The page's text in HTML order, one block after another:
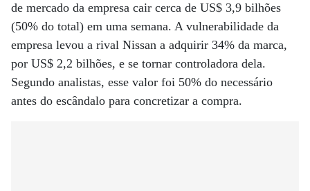
de mercado da empresa cair cerca de US$ 3,9 bilhões
(50% do total) em uma semana. A vulnerabilidade da
empresa levou a rival Nissan a adquirir 34% da marca,
por US$ 2,2 bilhões, e se tornar controladora dela.
Segundo analistas, esse valor foi 50% do necessário
antes do escândalo para concretizar a compra.